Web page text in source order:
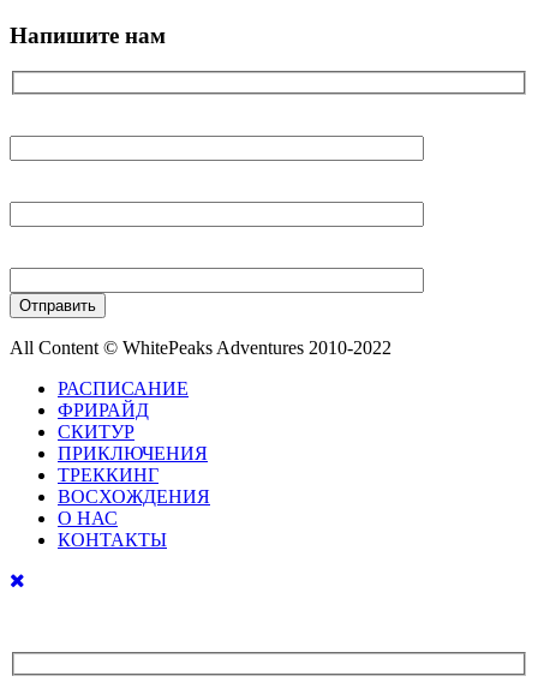
Напишите нам
All Content © WhitePeaks Adventures 2010-2022
РАСПИСАНИЕ
ФРИРАЙД
СКИТУР
ПРИКЛЮЧЕНИЯ
ТРЕККИНГ
ВОСХОЖДЕНИЯ
О НАС
КОНТАКТЫ